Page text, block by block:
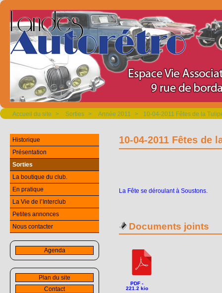
Accueil du site > Sorties > Année 2011 > 10-04-2011 Fêtes de la
10-04-2011 Fêtes de
La Fête se déroulant à Soustons.
Documents joints
PDF -
221.2 kio
Historique
Présentation
Sorties
La boutique du club.
En pratique
La Vie de l’Interclub
Petites annonces
Nous contacter
Agenda
Plan du site
Contact